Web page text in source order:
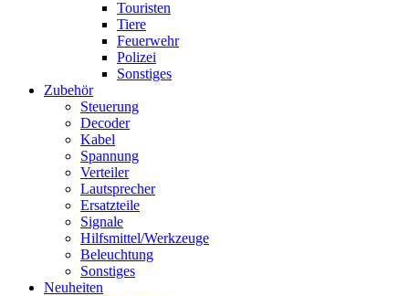
Touristen
Tiere
Feuerwehr
Polizei
Sonstiges
Zubehör
Steuerung
Decoder
Kabel
Spannung
Verteiler
Lautsprecher
Ersatzteile
Signale
Hilfsmittel/Werkzeuge
Beleuchtung
Sonstiges
Neuheiten